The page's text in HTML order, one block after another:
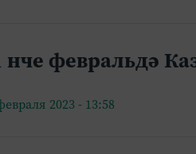
нче февральдә
2023 - 13:58